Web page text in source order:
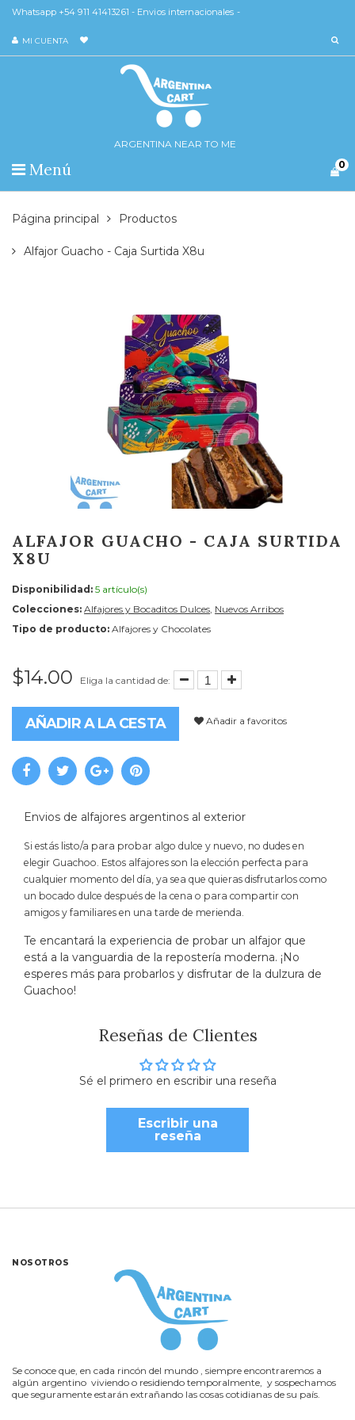
Whatsapp +54 911 41413261 - Envios internacionales -
MI CUENTA
ARGENTINA NEAR TO ME
Menú 0
Página principal Productos
Alfajor Guacho - Caja Surtida X8u
ALFAJOR GUACHO - CAJA SURTIDA
X8U
Disponibilidad: 5 artículo(s)
Colecciones: Alfajores y Bocaditos Dulces, Nuevos Arribos
Tipo de producto: Alfajores y Chocolates
$14.00 Eliga la cantidad de:
AÑADIR A LA CESTA Añadir a favoritos
Envios de alfajores argentinos al exterior
Si estás listo/a para probar algo dulce y nuevo, no dudes en
elegir Guachoo. Estos alfajores son la elección perfecta para
cualquier momento del día, ya sea que quieras disfrutarlos como
un bocado dulce después de la cena o para compartir con
amigos y familiares en una tarde de merienda.
Te encantará la experiencia de probar un alfajor que
está a la vanguardia de la repostería moderna. ¡No
esperes más para probarlos y disfrutar de la dulzura de
Guachoo!
Reseñas de Clientes
Sé el primero en escribir una reseña
Escribir una
reseña
NOSOTROS
Se conoce que, en cada rincón del mundo , siempre encontraremos a
algún argentino viviendo o residiendo temporalmente, y sospechamos
que seguramente estarán extrañando las cosas cotidianas de su país.